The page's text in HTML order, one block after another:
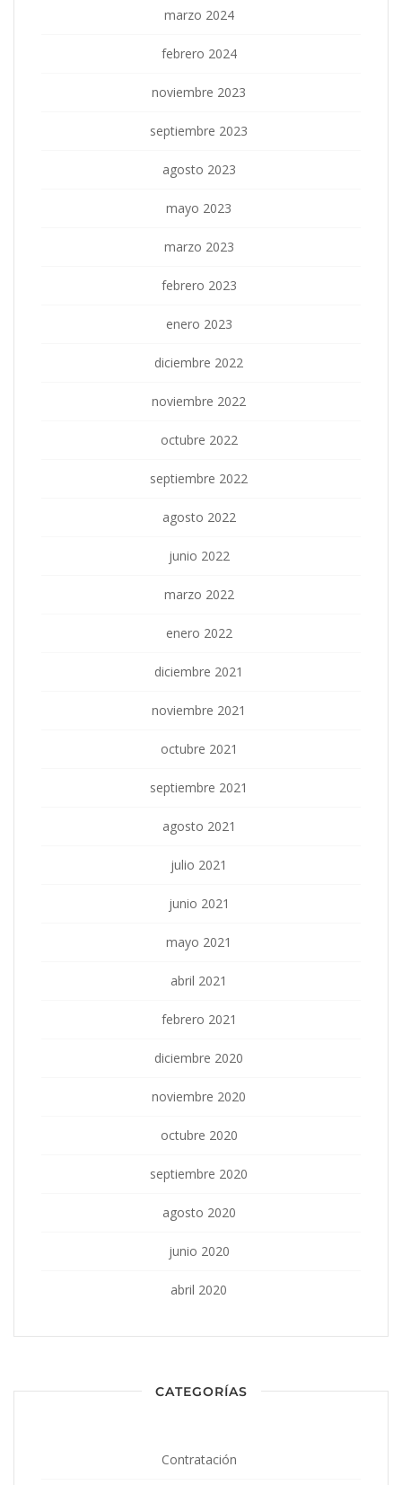
marzo 2024
febrero 2024
noviembre 2023
septiembre 2023
agosto 2023
mayo 2023
marzo 2023
febrero 2023
enero 2023
diciembre 2022
noviembre 2022
octubre 2022
septiembre 2022
agosto 2022
junio 2022
marzo 2022
enero 2022
diciembre 2021
noviembre 2021
octubre 2021
septiembre 2021
agosto 2021
julio 2021
junio 2021
mayo 2021
abril 2021
febrero 2021
diciembre 2020
noviembre 2020
octubre 2020
septiembre 2020
agosto 2020
junio 2020
abril 2020
CATEGORÍAS
Contratación